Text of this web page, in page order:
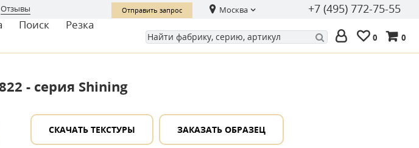
Отзывы Отправить запрос Москва +7 (495) 772-75-55
Поиск Резка
0 0
- серия Shining
СКАЧАТЬ ТЕКСТУРЫ ЗАКАЗАТЬ ОБРАЗЕЦ